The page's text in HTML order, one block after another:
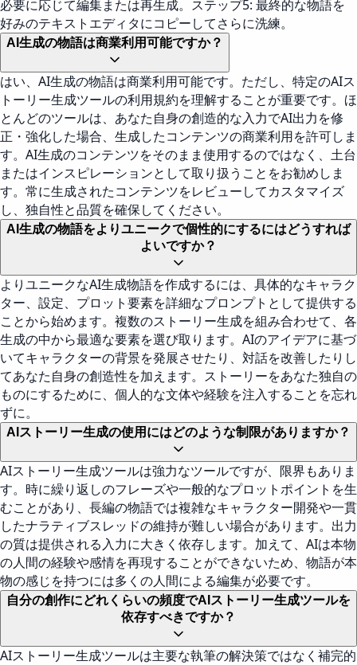
必要に応じて編集または再生成。ステップ5: 最終的な物語を
好みのテキストエディタにコピーしてさらに洗練。
AI生成の物語は商業利用可能ですか？
はい、AI生成の物語は商業利用可能です。ただし、特定のAIス
トーリー生成ツールの利用規約を理解することが重要です。ほ
とんどのツールは、あなた自身の創造的な入力でAI出力を修
正・強化した場合、生成したコンテンツの商業利用を許可しま
す。AI生成のコンテンツをそのまま使用するのではなく、土台
またはインスピレーションとして取り扱うことをお勧めしま
す。常に生成されたコンテンツをレビューしてカスタマイズ
し、独自性と品質を確保してください。
AI生成の物語をよりユニークで個性的にするにはどうすれば
よいですか？
よりユニークなAI生成物語を作成するには、具体的なキャラク
ター、設定、プロット要素を詳細なプロンプトとして提供する
ことから始めます。複数のストーリー生成を組み合わせて、各
生成の中から最適な要素を選び取ります。AIのアイデアに基づ
いてキャラクターの背景を発展させたり、対話を改善したりし
てあなた自身の創造性を加えます。ストーリーをあなた独自の
ものにするために、個人的な文体や経験を注入することを忘れ
ずに。
AIストーリー生成の使用にはどのような制限がありますか？
AIストーリー生成ツールは強力なツールですが、限界もありま
す。時に繰り返しのフレーズや一般的なプロットポイントを生
むことがあり、長編の物語では複雑なキャラクター開発や一貫
したナラティブスレッドの維持が難しい場合があります。出力
の質は提供される入力に大きく依存します。加えて、AIは本物
の人間の経験や感情を再現することができないため、物語が本
物の感じを持つには多くの人間による編集が必要です。
自分の創作にどれくらいの頻度でAIストーリー生成ツールを
依存すべきですか？
AIストーリー生成ツールは主要な執筆の解決策ではなく補完的